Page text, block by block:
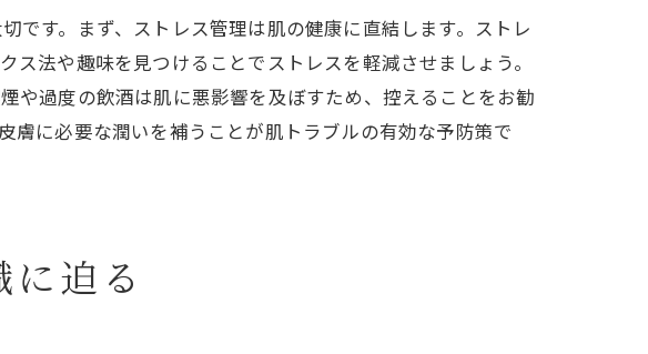
略
です。まず、ストレス管理は肌の健康に直結します。ストレ
法や趣味を見つけることでストレスを軽減させましょう。
や過度の飲酒は肌に悪影響を及ぼすため、控えることをお勧
膚に必要な潤いを補うことが肌トラブルの有効な予防策で
迫る